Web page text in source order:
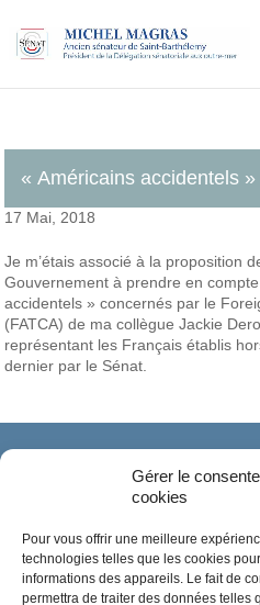
Gérer le
cookies
Pour vous offrir une meilleure
technologies telles que les cookies
informations des appareils. Le fait de
permettra de traiter des données telles
« Américains accidentels »
17 Mai, 2018
Je m’étais associé à la proposition
Gouvernement à prendre en
accidentels » concernés par le
(FATCA) de ma collègue Jackie
représentant les Français établis
dernier par le Sénat.